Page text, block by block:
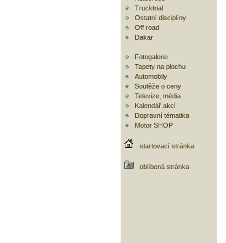
Trucktrial
Ostatní disciplíny
Off road
Dakar
Fotogalerie
Tapety na plochu
Automobily
Soutěže o ceny
Televize, média
Kalendář akcí
Dopravní tématika
Motor SHOP
startovací stránka
oblíbená stránka